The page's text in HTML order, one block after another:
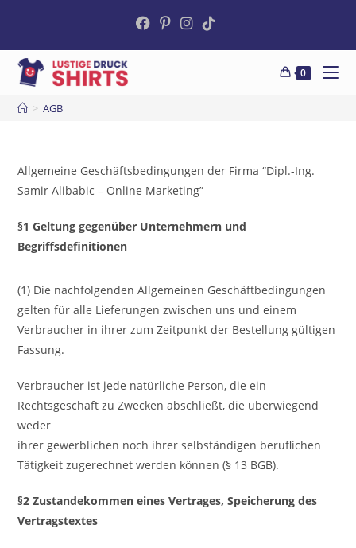
0
> AGB
Allgemeine Geschäftsbedingungen der Firma “Dipl.-Ing.
Samir Alibabic – Online Marketing”
§1 Geltung gegenüber Unternehmern und
Begriffsdefinitionen
(1) Die nachfolgenden Allgemeinen Geschäftbedingungen
gelten für alle Lieferungen zwischen uns und einem
Verbraucher in ihrer zum Zeitpunkt der Bestellung gültigen
Fassung.
Verbraucher ist jede natürliche Person, die ein
Rechtsgeschäft zu Zwecken abschließt, die überwiegend
weder
ihrer gewerblichen noch ihrer selbständigen beruflichen
Tätigkeit zugerechnet werden können (§ 13 BGB).
§2 Zustandekommen eines Vertrages, Speicherung des
Vertragstextes